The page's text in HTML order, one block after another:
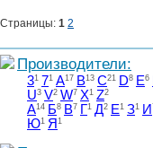
Страницы: 1 2
Производители:
31 71 A17 B13 C21 D8 E6
U3 V2 W7 X1 Z2
А14 Б8 В7 Г1 Д2 Е1 З1 И
Ю1 Я 1